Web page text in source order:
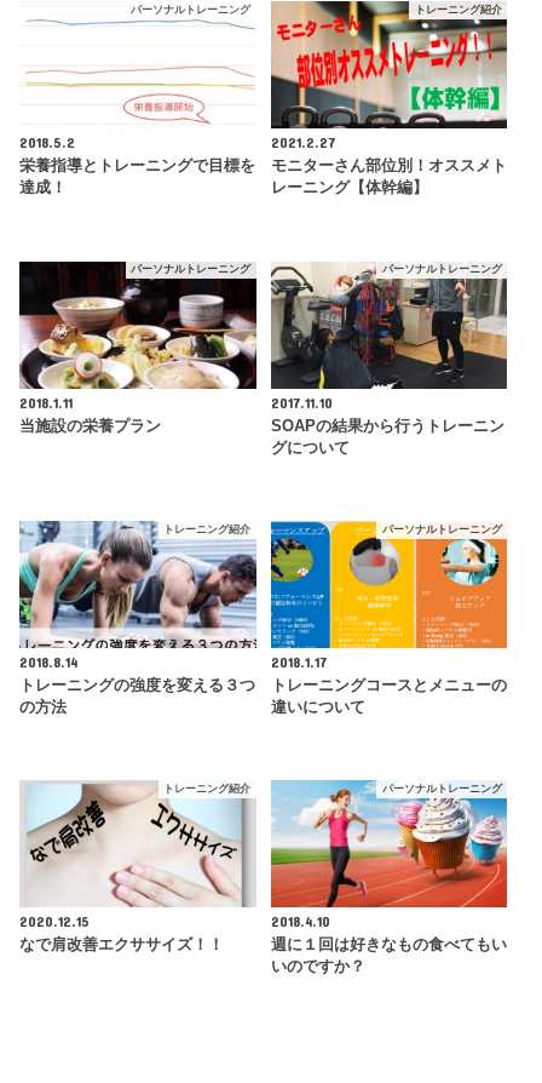
パーソナルトレーニング
2018.5.2
栄養指導とトレーニングで目標を
達成！
トレーニング紹介
2021.2.27
モニターさん部位別！オススメト
レーニング【体幹編】
パーソナルトレーニング
2018.1.11
当施設の栄養プラン
パーソナルトレーニング
2017.11.10
SOAPの結果から行うトレーニン
グについて
トレーニング紹介
2018.8.14
トレーニングの強度を変える３つ
の方法
パーソナルトレーニング
2018.1.17
トレーニングコースとメニューの
違いについて
トレーニング紹介
2020.12.15
なで肩改善エクササイズ！！
パーソナルトレーニング
2018.4.10
週に１回は好きなもの食べてもい
いのですか？